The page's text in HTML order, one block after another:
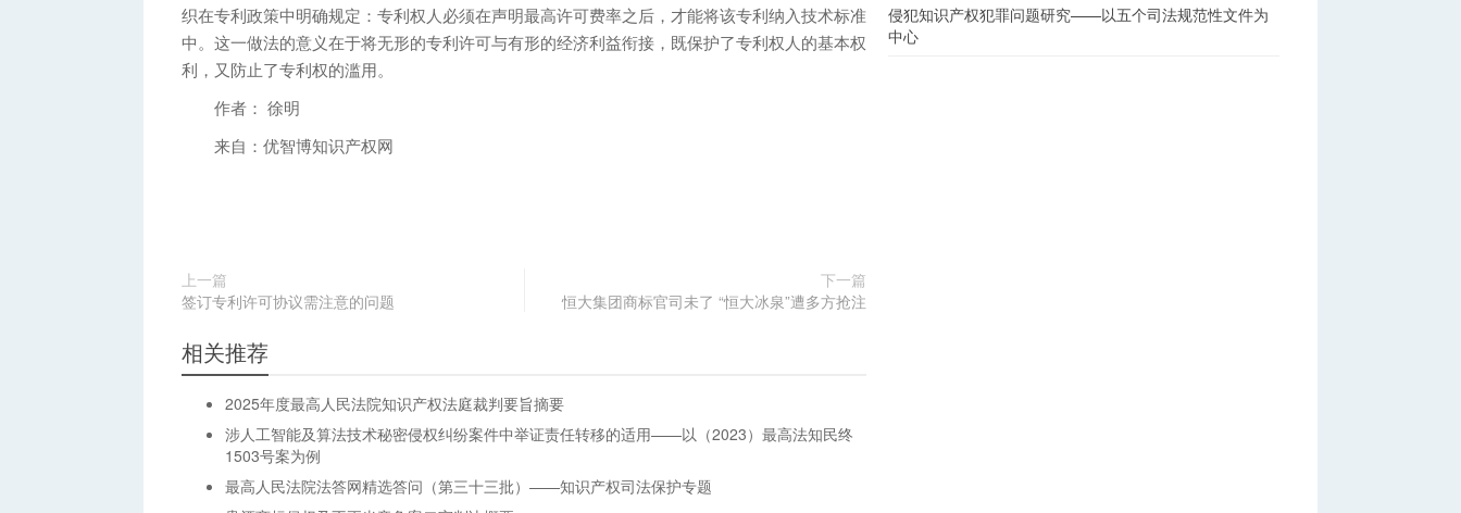
织在专利政策中明确规定：专利权人必须在声明最高许可费率之后，才能将该专利纳入技术标准
中。这一做法的意义在于将无形的专利许可与有形的经济利益衔接，既保护了专利权人的基本权
利，又防止了专利权的滥用。
作者： 徐明
来自：优智博知识产权网
上一篇
签订专利许可协议需注意的问题
下一篇
恒大集团商标官司未了 “恒大冰泉”遭多方抢注
相关推荐
2025年度最高人民法院知识产权法庭裁判要旨摘要
涉人工智能及算法技术秘密侵权纠纷案件中举证责任转移的适用——以（2023）最高法知民终
1503号案为例
最高人民法院法答网精选答问（第三十三批）——知识产权司法保护专题
侵犯知识产权犯罪问题研究——以五个司法规范性文件为
中心